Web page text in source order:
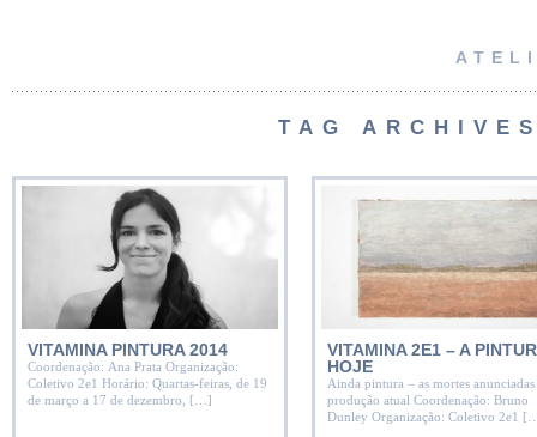
TAG
VITAMINA PINTURA 2014
Coordenação: Ana Prata Organização:
Coletivo 2e1 Horário: Quartas-feiras, de 19
de março a 17 de dezembro, […]
VITAMINA 2E1 – A
HOJE
Ainda pintura – as mortes anunciadas
produção atual Coordenação: Bruno
Dunley Organização: Coletivo 2e1